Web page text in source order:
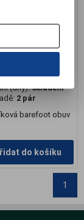
dětská 2 SZ,
24
(dny):skladem
2 pár
barefoot obuv
do košíku
1